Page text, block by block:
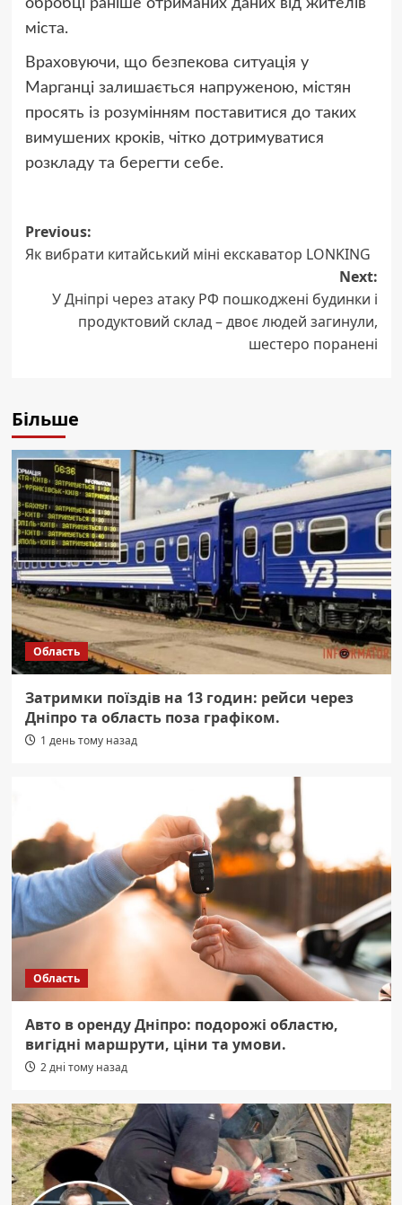
обробці раніше отриманих даних від жителів
міста.
Враховуючи, що безпекова ситуація у
Марганці залишається напруженою, містян
просять із розумінням поставитися до таких
вимушених кроків, чітко дотримуватися
розкладу та берегти себе.
Post
navigation
Previous:
Як вибрати китайський міні екскаватор LONKING
Next:
У Дніпрі через атаку РФ пошкоджені будинки і
продуктовий склад – двоє людей загинули,
шестеро поранені
Більше
Область
Затримки поїздів на 13 годин: рейси через
Дніпро та область поза графіком.
1 день тому назад
Область
Авто в оренду Дніпро: подорожі областю,
вигідні маршрути, ціни та умови.
2 дні тому назад